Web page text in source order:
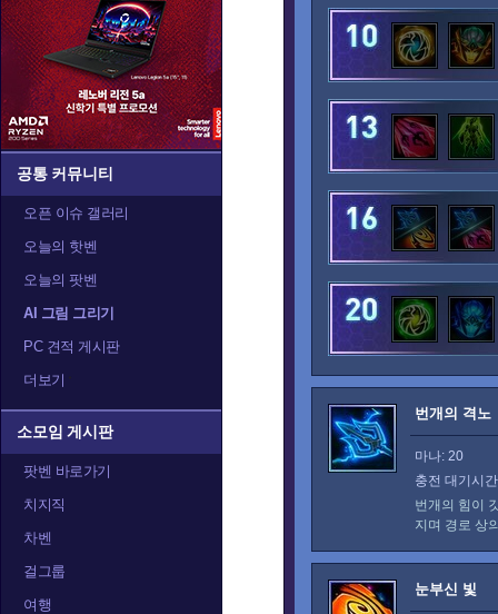
공통 커뮤니티
오픈 이슈 갤러리
오늘의 핫벤
오늘의 팟벤
AI 그림 그리기
PC 견적 게시판
더보기
소모임 게시판
팟벤 바로가기
치지직
차벤
걸그룹
여행
정예타우렌 정크랫
카시아
트레이서 티란데
번개의 격노
마나: 20
충전 대기시
번개의 힘이
지며 경로 상
눈부신 빛